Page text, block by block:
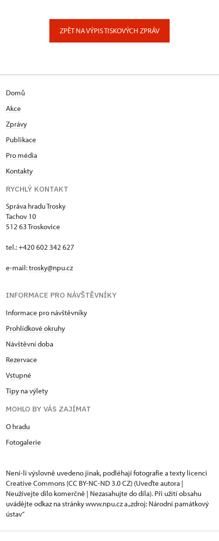
ZPĚT NA VÝPIS TISKOVÝCH ZPRÁV
Domů
Akce
Zprávy
Publikace
Pro média
Kontakty
RYCHLÝ KONTAKT
Správa hradu Trosky
Tachov 10
512 63 Troskovice
tel.: +420 602 342 627
e-mail:trosky@npu.cz
INFORMACE PRO NÁVŠTĚVNÍKY
Informace pro návštěvníky
Prohlídkové okruhy
Návštěvní doba
Rezervace
Vstupné
Tipy na výlety
MOHLO BY VÁS ZAJÍMAT
O hradu
Fotogalerie
Není-li výslovně uvedeno jinak, podléhají fotografie a texty licenci
Creative Commons (CC BY-NC-ND 3.0 CZ) (Uveďte autora |
Neužívejte dílo komerčně | Nezasahujte do díla). Při užití obsahu
uvádějte odkaz na stránky www.npu.cz a „zdroj: Národní památkový
ústav“